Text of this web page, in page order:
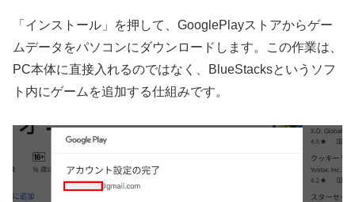
「インストール」を押して、GooglePlayストアからゲー
ムデータをパソコンにダウンロードします。この作業は、
PC本体に直接入れるのではなく、BlueStacksというソフ
ト内にゲームを追加する仕組みです。